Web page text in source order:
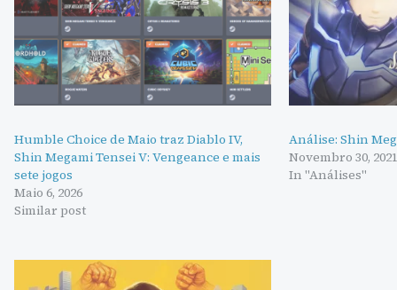
Humble Choice de Maio traz Diablo IV,
Shin Megami Tensei V: Vengeance e mais
sete jogos
Maio 6, 2026
Similar post
Análise: Shin
Novembro 30, 2021
In "Análises"